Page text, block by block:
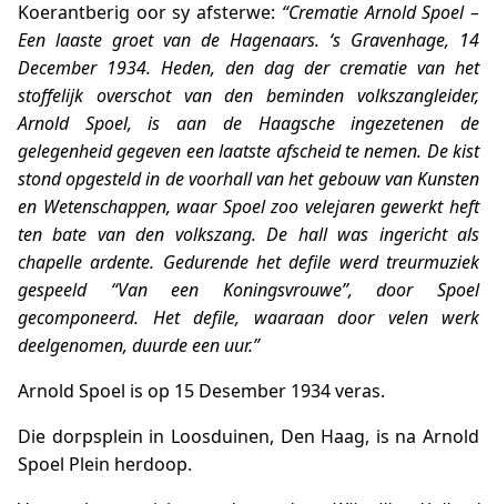
Koerantberig oor sy afsterwe: “Crematie Arnold Spoel –
Een laaste groet van de Hagenaars. ‘s Gravenhage, 14
December 1934. Heden, den dag der crematie van het
stoffelijk overschot van den beminden volkszangleider,
Arnold Spoel, is aan de Haagsche ingezetenen de
gelegenheid gegeven een laatste afscheid te nemen. De kist
stond opgesteld in de voorhall van het gebouw van Kunsten
en Wetenschappen, waar Spoel zoo velejaren gewerkt heft
ten bate van den volkszang. De hall was ingericht als
chapelle ardente. Gedurende het defile werd treurmuziek
gespeeld “Van een Koningsvrouwe”, door Spoel
gecomponeerd. Het defile, waaraan door velen werk
deelgenomen, duurde een uur.”
Arnold Spoel is op 15 Desember 1934 veras.
Die dorpsplein in Loosduinen, Den Haag, is na Arnold
Spoel Plein herdoop.